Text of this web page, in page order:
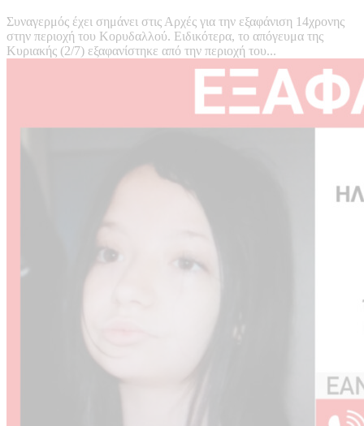
Συναγερμός έχει σημάνει στις Αρχές για την εξαφάνιση 14χρονης
στην περιοχή του Κορυδαλλού. Ειδικότερα, το απόγευμα της
Κυριακής (2/7) εξαφανίστηκε από την περιοχή του...